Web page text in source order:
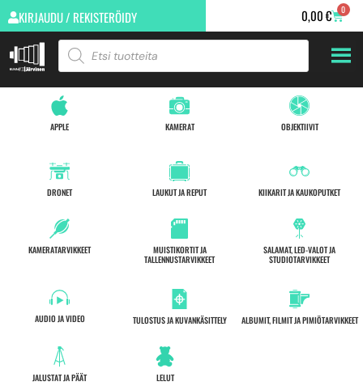
KIRJAUDU / REKISTERÖIDY 0,00€ 0
APPLE
DRONET
KAMERAT
LAUKUT JA REPUT
OBJEKTIIVIT
KIIKARIT JA KAUKOPUTKET
KAMERATARVIKKEET
AUDIO JA VIDEO
MUISTIKORTIT JA
TALLENNUSTARVIKKEET
TULOSTUS JA KUVANKÄSITTELY
SALAMAT, LED-VALOT JA
STUDIOTARVIKKEET
ALBUMIT, FILMIT JA PIMIÖTARVIKKEET
JALUSTAT JA PÄÄT LELUT